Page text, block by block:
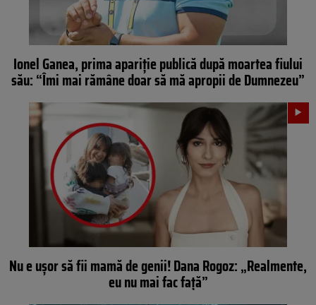
Ionel Ganea, prima apariție publică după moartea fiului
său: “Îmi mai rămâne doar să mă apropii de Dumnezeu”
Nu e ușor să fii mamă de genii! Dana Rogoz: „Realmente,
eu nu mai fac față”